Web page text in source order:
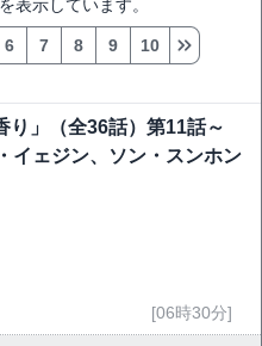
表示しています。
6 7 8 9 10
り」（全36話）第11話～
イェジン、ソン・スンホン
[06時30分]